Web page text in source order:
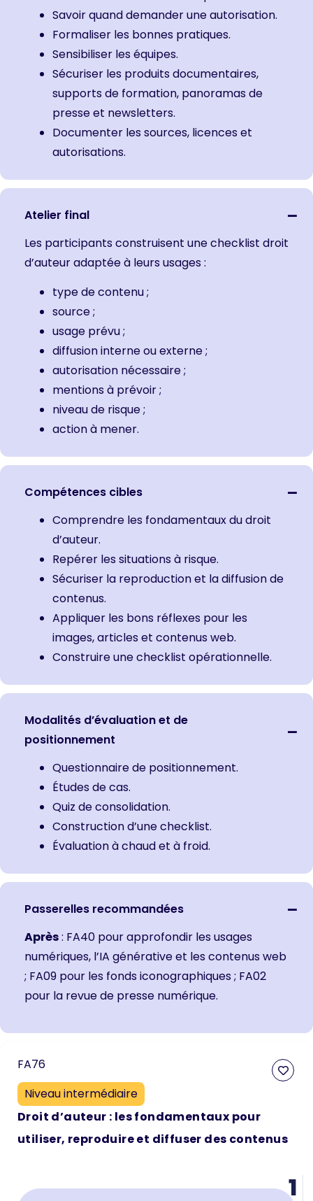
Savoir quand demander une autorisation.
Formaliser les bonnes pratiques.
Sensibiliser les équipes.
Sécuriser les produits documentaires,
supports de formation, panoramas de
presse et newsletters.
Documenter les sources, licences et
autorisations.
Atelier final
Les participants construisent une checklist droit
d’auteur adaptée à leurs usages :
type de contenu ;
source ;
usage prévu ;
diffusion interne ou externe ;
autorisation nécessaire ;
mentions à prévoir ;
niveau de risque ;
action à mener.
Compétences cibles
Comprendre les fondamentaux du droit
d’auteur.
Repérer les situations à risque.
Sécuriser la reproduction et la diffusion de
contenus.
Appliquer les bons réflexes pour les
images, articles et contenus web.
Construire une checklist opérationnelle.
Modalités d’évaluation et de
positionnement
Questionnaire de positionnement.
Études de cas.
Quiz de consolidation.
Construction d’une checklist.
Évaluation à chaud et à froid.
Passerelles recommandées
Après: FA40 pour approfondir les usages
numériques, l’IA générative et les contenus web
; FA09 pour les fonds iconographiques ; FA02
pour la revue de presse numérique.
FA76
Niveau intermédiaire
Droit d’auteur : les fondamentaux pour
utiliser, reproduire et diffuser des contenus
1